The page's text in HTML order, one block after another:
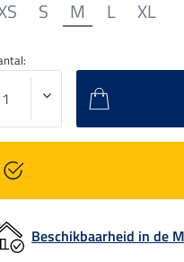
S M L XL
Beschikbaarheid in de